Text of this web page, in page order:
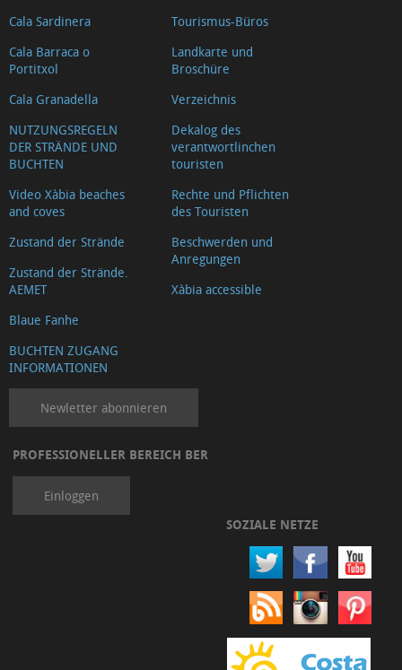
Cala Sardinera
Cala Barraca o
Portitxol
Cala Granadella
NUTZUNGSREGELN
DER STRÄNDE UND
BUCHTEN
Video Xàbia beaches
and coves
Zustand der Strände
Zustand der Strände.
AEMET
Blaue Fanhe
BUCHTEN ZUGANG
INFORMATIONEN
Tourismus-Büros
Landkarte und
Broschüre
Verzeichnis
Dekalog des
verantwortlinchen
touristen
Rechte und Pflichten
des Touristen
Beschwerden und
Anregungen
Xàbia accessible
Newletter abonnieren
PROFESSIONELLER BEREICH BER
Einloggen
SOZIALE NETZE